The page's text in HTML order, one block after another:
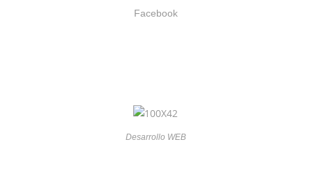
Facebook
Desarrollo WEB